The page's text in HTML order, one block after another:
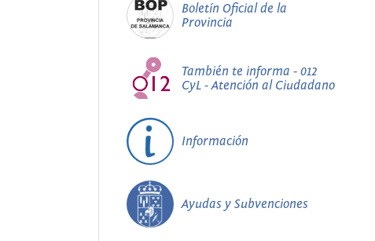
Boletín Oficial de la
Provincia
También te informa - 012
CyL - Atención al Ciudadano
Información
Ayudas y Subvenciones